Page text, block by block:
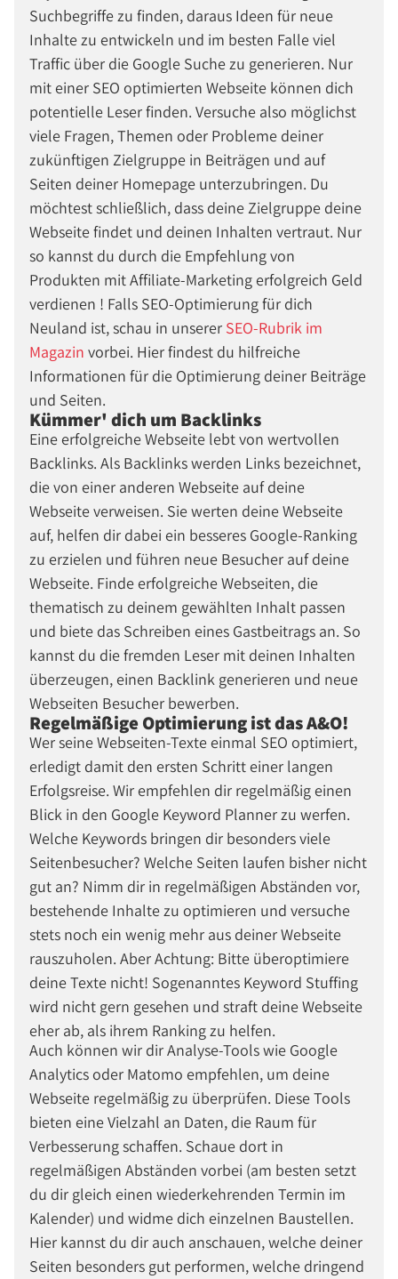
Suchbegriffe zu finden, daraus Ideen für neue
Inhalte zu entwickeln und im besten Falle viel
Traffic über die Google Suche zu generieren. Nur
mit einer SEO optimierten Webseite können dich
potentielle Leser finden. Versuche also möglichst
viele Fragen, Themen oder Probleme deiner
zukünftigen Zielgruppe in Beiträgen und auf
Seiten deiner Homepage unterzubringen. Du
möchtest schließlich, dass deine Zielgruppe deine
Webseite findet und deinen Inhalten vertraut. Nur
so kannst du durch die Empfehlung von
Produkten mit Affiliate-Marketing erfolgreich Geld
verdienen ! Falls SEO-Optimierung für dich
Neuland ist, schau in unserer SEO-Rubrik im
Magazin vorbei. Hier findest du hilfreiche
Informationen für die Optimierung deiner Beiträge
und Seiten.
Kümmer' dich um Backlinks
Eine erfolgreiche Webseite lebt von wertvollen
Backlinks. Als Backlinks werden Links bezeichnet,
die von einer anderen Webseite auf deine
Webseite verweisen. Sie werten deine Webseite
auf, helfen dir dabei ein besseres Google-Ranking
zu erzielen und führen neue Besucher auf deine
Webseite. Finde erfolgreiche Webseiten, die
thematisch zu deinem gewählten Inhalt passen
und biete das Schreiben eines Gastbeitrags an. So
kannst du die fremden Leser mit deinen Inhalten
überzeugen, einen Backlink generieren und neue
Webseiten Besucher bewerben.
Regelmäßige Optimierung ist das A&O!
Wer seine Webseiten-Texte einmal SEO optimiert,
erledigt damit den ersten Schritt einer langen
Erfolgsreise. Wir empfehlen dir regelmäßig einen
Blick in den Google Keyword Planner zu werfen.
Welche Keywords bringen dir besonders viele
Seitenbesucher? Welche Seiten laufen bisher nicht
gut an? Nimm dir in regelmäßigen Abständen vor,
bestehende Inhalte zu optimieren und versuche
stets noch ein wenig mehr aus deiner Webseite
rauszuholen. Aber Achtung: Bitte überoptimiere
deine Texte nicht! Sogenanntes Keyword Stuffing
wird nicht gern gesehen und straft deine Webseite
eher ab, als ihrem Ranking zu helfen.
Auch können wir dir Analyse-Tools wie Google
Analytics oder Matomo empfehlen, um deine
Webseite regelmäßig zu überprüfen. Diese Tools
bieten eine Vielzahl an Daten, die Raum für
Verbesserung schaffen. Schaue dort in
regelmäßigen Abständen vorbei (am besten setzt
du dir gleich einen wiederkehrenden Termin im
Kalender) und widme dich einzelnen Baustellen.
Hier kannst du dir auch anschauen, welche deiner
Seiten besonders gut performen, welche dringend